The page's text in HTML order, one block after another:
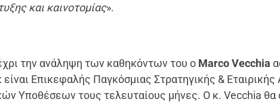
και καινοτομίας».
την ανάληψη των καθηκόντων του ο Marco Vecchia
Επικεφαλής Παγκόσμιας Στρατηγικής &
Υποθέσεων τους τελευταίους μήνες. Ο κ. Vecchia